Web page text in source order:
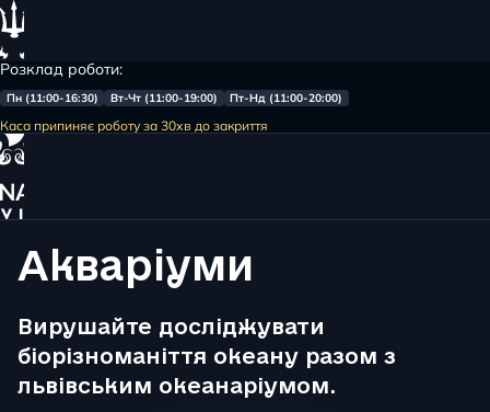
Розклад роботи:
Пн (11:00-16:30) Вт-Чт (11:00-19:00) Пт-Нд (11:00-20:00)
Каса припиняє роботу за 30хв до закриття
Головна
Акваріуми
Вирушайте досліджувати
біорізноманіття океану разом з
львівським океанаріумом.